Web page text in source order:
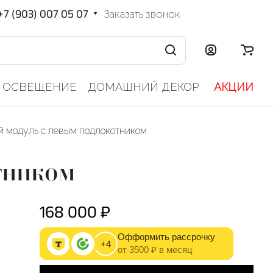
(903) 007 05 07 Заказать звонок
ОСВЕЩЕНИЕ ДОМАШНИЙ ДЕКОР АКЦИИ
модуль с левым подлокотником
168 000 ₽
+4
Офформить рассрочку
от 3500 ₽ в месяц